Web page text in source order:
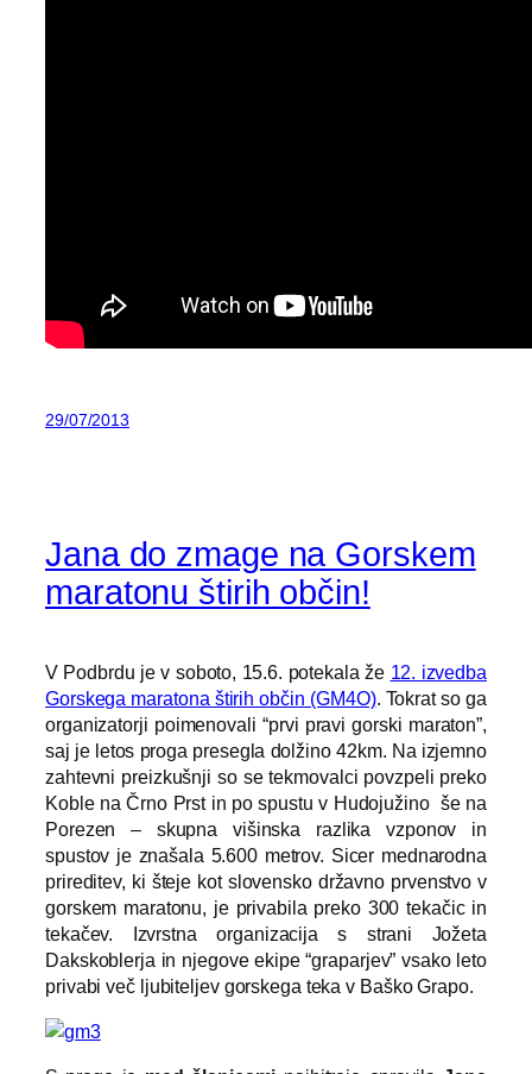
29/07/2013
Jana do zmage na Gorskem
maratonu štirih občin!
V Podbrdu je v soboto, 15.6. potekala že 12. izvedba
Gorskega maratona štirih občin (GM4O). Tokrat so ga
organizatorji poimenovali “prvi pravi gorski maraton”,
saj je letos proga presegla dolžino 42km. Na izjemno
zahtevni preizkušnji so se tekmovalci povzpeli preko
Koble na Črno Prst in po spustu v Hudojužino še na
Porezen – skupna višinska razlika vzponov in
spustov je znašala 5.600 metrov. Sicer mednarodna
prireditev, ki šteje kot slovensko državno prvenstvo v
gorskem maratonu, je privabila preko 300 tekačic in
tekačev. Izvrstna organizacija s strani Jožeta
Dakskoblerja in njegove ekipe “graparjev” vsako leto
privabi več ljubiteljev gorskega teka v Baško Grapo.